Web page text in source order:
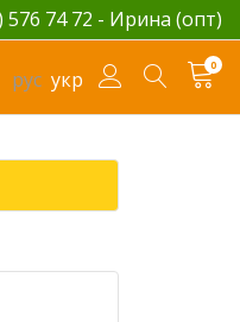
576 74 72 - Ирина (опт)
рус укр
0